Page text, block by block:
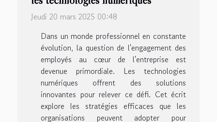
Jeudi 20 mars 2025 00:48
Dans un monde professionnel en constante
évolution, la question de l'engagement des
employés au cœur de l'entreprise est
devenue primordiale. Les technologies
numériques offrent des solutions
innovantes pour relever ce défi. Cet écrit
explore les stratégies efficaces que les
organisations peuvent adopter pour